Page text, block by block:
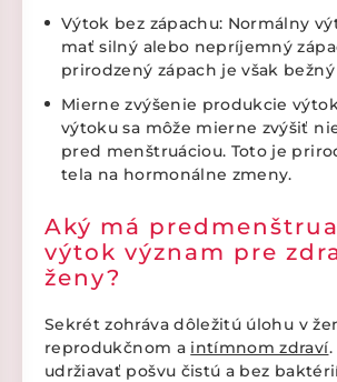
Výtok bez zápachu: Normálny
mať silný alebo nepríjemný
prirodzený zápach je však
Mierne zvýšenie produkcie
výtoku sa môže mierne zvýšiť
pred menštruáciou. Toto je
tela na hormonálne zmeny.
Aký má
výtok význam pre
ženy?
Sekrét zohráva dôležitú úlohu v
reprodukčnom a intímnom zdraví
udržiavať pošvu čistú a bez